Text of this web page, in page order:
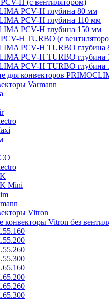
H (c вентилятором)
PCV-H глубина 80 мм
PCV-H глубина 110 мм
PCV-H глубина 150 мм
H TURBO (c
PCV-H TURBO глубина
PCV-H TURBO глубина
PCV-H TURBO глубина
для конвекторов
Varmann
Mini
Vitron
Vitron без